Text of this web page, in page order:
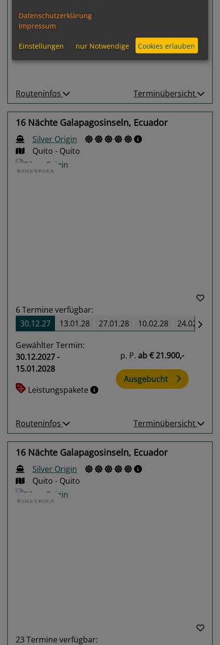
Gewählter Termin:
18.11.2027 - 27.11.2027
Leistungspakete
zur Reise
Routeninfos Terminübersicht
16 Nächte Galapagosinseln, Ecuador
Silver Origin
Quito - Quito
6Termine verfügbar:
30.12.27
13.01.28 27.01.28 10.02.28 24.02.28
Gewählter Termin:
30.12.2027 -
15.01.2028
Leistungspakete
p. P. ab€ 21.900,-
Ausgebucht
Routeninfos Terminübersicht
16 Nächte Galapagosinseln, Ecuador
Silver Origin
Quito - Quito
23 Termine verfügbar:
Datenschutzerklärung
Impressum
Einstellungen nur Notwendige Cookies erlauben